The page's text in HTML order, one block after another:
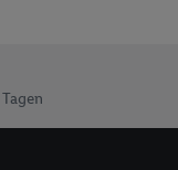
bestehendes Lidl
Online-Kennung
verwenden
auszuspielen.